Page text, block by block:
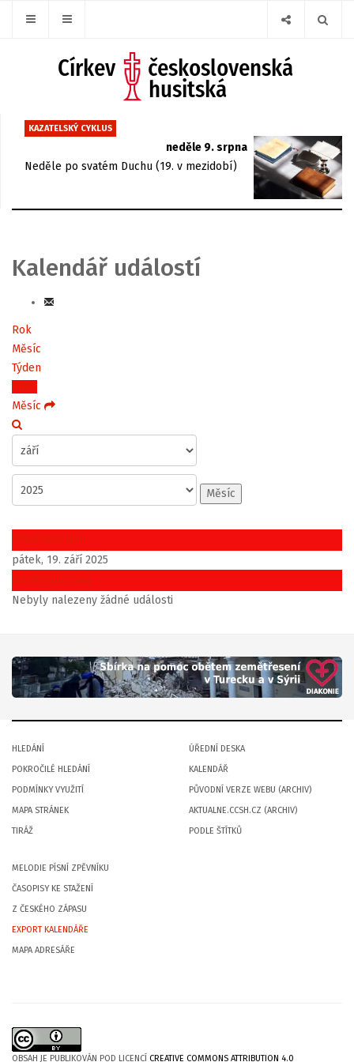
KAZATELSKÝ CYKLUS
neděle 9. srpna
Neděle po svatém Duchu (19. v mezidobí)
Kalendář událostí
Rok
Měsíc
Týden
Dnes
Měsíc
Měsíc
Předchozí den
pátek, 19. září 2025
Následující den
Nebyly nalezeny žádné události
HLEDÁNÍ
POKROČILÉ HLEDÁNÍ
PODMÍNKY VYUŽITÍ
MAPA STRÁNEK
TIRÁŽ
ÚŘEDNÍ DESKA
KALENDÁŘ
PŮVODNÍ VERZE WEBU (ARCHIV)
AKTUALNE.CCSH.CZ (ARCHIV)
PODLE ŠTÍTKŮ
MELODIE PÍSNÍ ZPĚVNÍKU
ČASOPISY KE STAŽENÍ
Z ČESKÉHO ZÁPASU
EXPORT KALENDÁŘE
MAPA ADRESÁŘE
OBSAH JE PUBLIKOVÁN POD LICENCÍ CREATIVE COMMONS ATTRIBUTION 4.0